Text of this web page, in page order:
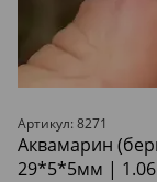
Артикул: 8271
Аквамарин
29*5*5мм |